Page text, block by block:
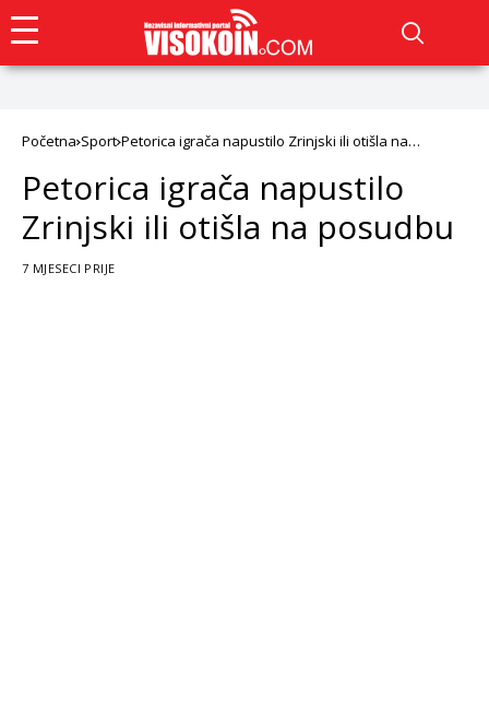
Početna Sport Petorica igrača napustilo Zrinjski ili otišla na
Petorica igrača napustilo
Zrinjski ili otišla na posudbu
7 MJESECI PRIJE